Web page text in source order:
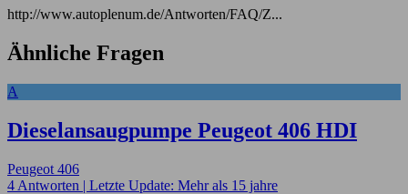
http://www.autoplenum.de/Antworten/FAQ/Z...
Ähnliche Fragen
A
Dieselansaugpumpe Peugeot 406 HDI
Peugeot 406
4 Antworten | Letzte Update: Mehr als 15 jahre